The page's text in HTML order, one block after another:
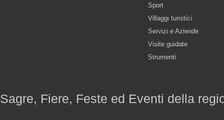
Sport
Villaggi turistici
Servizi e Aziende
Visite guidate
Strumenti
Sagre, Fiere, Feste ed Eventi della